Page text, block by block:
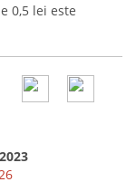
0,5 lei este